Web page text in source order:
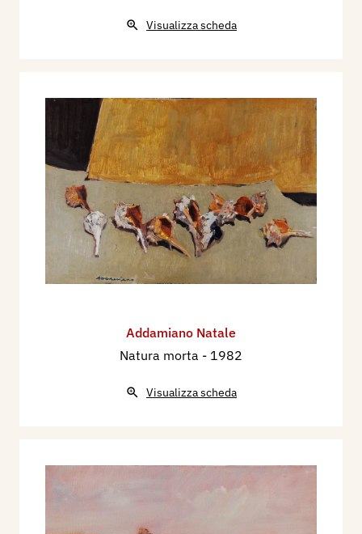
Visualizza scheda
Addamiano Natale
Natura morta - 1982
Visualizza scheda